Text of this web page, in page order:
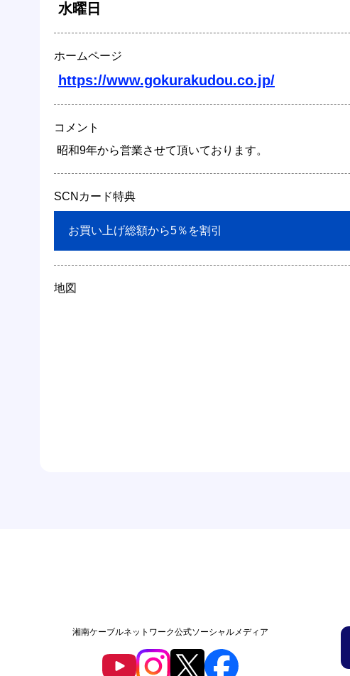
水曜日
ホームページ
https://www.gokurakudou.co.jp/
コメント
昭和9年から営業させて頂いております。
SCNカード特典
お買い上げ総額から5％を割引
地図
湘南ケーブルネットワーク公式ソーシャルメディア